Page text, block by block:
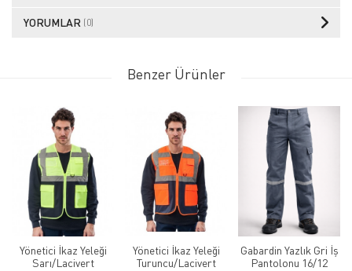
YORUMLAR (0)
Benzer Ürünler
Yönetici İkaz Yeleği
Sarı/Lacivert
Yönetici İkaz Yeleği
Turuncu/Lacivert
Gabardin Yazlık Gri İş
Pantolonu 16/12